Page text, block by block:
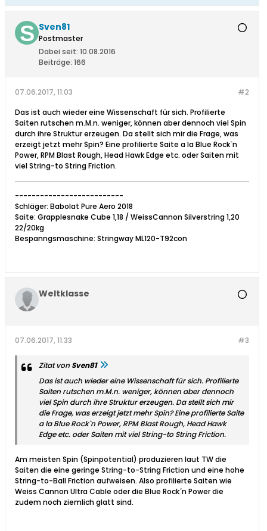
Sven81
Postmaster
Dabei seit: 10.08.2016
Beiträge: 166
#2
07.06.2017, 11:03
Das ist auch wieder eine Wissenschaft für sich. Profilierte
Saiten rutschen m.M.n. weniger, können aber dennoch viel Spin
durch ihre Struktur erzeugen. Da stellt sich mir die Frage, was
erzeigt jetzt mehr Spin? Eine profilierte Saite a la Blue Rock`n
Power, RPM Blast Rough, Head Hawk Edge etc. oder Saiten mit
viel String-to String Friction.
--------------------------
Schläger: Babolat Pure Aero 2018
Saite: Grapplesnake Cube 1,18 / WeissCannon Silverstring 1,20
22/20kg
Bespanngsmaschine: Stringway ML120-T92con
Weltklasse
#3
07.06.2017, 11:33
Zitat von Sven81
Das ist auch wieder eine Wissenschaft für sich. Profilierte
Saiten rutschen m.M.n. weniger, können aber dennoch
viel Spin durch ihre Struktur erzeugen. Da stellt sich mir
die Frage, was erzeigt jetzt mehr Spin? Eine profilierte Saite
a la Blue Rock`n Power, RPM Blast Rough, Head Hawk
Edge etc. oder Saiten mit viel String-to String Friction.
Am meisten Spin (Spinpotential) produzieren laut TW die
Saiten die eine geringe String-to-String Friction und eine hohe
String-to-Ball Friction aufweisen. Also profilierte Saiten wie
Weiss Cannon Ultra Cable oder die Blue Rock´n Power die
zudem noch ziemlich glatt sind.